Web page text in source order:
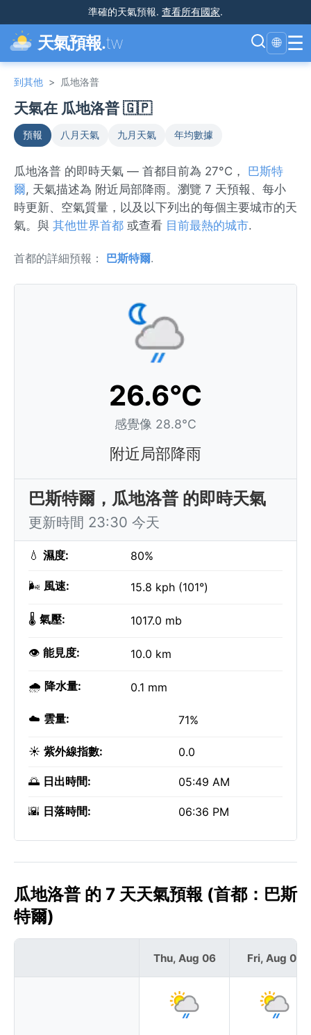
準確的天氣預報. 查看所有國家.
天氣預報.tw 🌐 ☰
到其他 > 瓜地洛普
天氣在 瓜地洛普 🇬🇵
預報 八月天氣 九月天氣 年均數據
瓜地洛普 的即時天氣 — 首都目前為 27°C， 巴斯特
爾, 天氣描述為 附近局部降雨。瀏覽 7 天預報、每小
時更新、空氣質量，以及以下列出的每個主要城市的天
氣。與 其他世界首都 或查看 目前最熱的城市.
首都的詳細預報： 巴斯特爾.
26.6°C
感覺像 28.8°C
附近局部降雨
巴斯特爾，瓜地洛普 的即時天氣
更新時間 23:30 今天
💧 濕度: 80%
🌬️ 風速: 15.8 kph (101°)
🌡️ 氣壓: 1017.0 mb
👁️ 能見度: 10.0 km
🌧️ 降水量: 0.1 mm
☁️ 雲量: 71%
☀️ 紫外線指數: 0.0
🌅 日出時間: 05:49 AM
🌇 日落時間: 06:36 PM
瓜地洛普 的 7 天天氣預報 (首都：巴斯
特爾)
Thu, Aug 06 Fri, Aug 07